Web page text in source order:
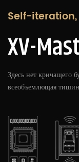
Self-
XV-
Здесь нет кричащего
всеобъемлющая
бархату, окутывает
осязаемым
внешний шум и суету.